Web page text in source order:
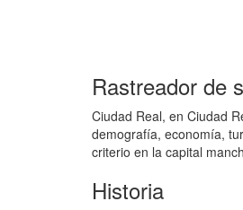
Rastreador de
Ciudad Real, en Ciudad
demografía, economía,
criterio en la capital
Historia